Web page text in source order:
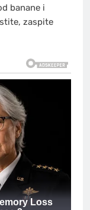
banane i
zaspite